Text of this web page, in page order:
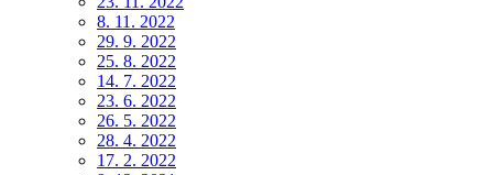
8. 11. 2022
29. 9. 2022
25. 8. 2022
14. 7. 2022
23. 6. 2022
26. 5. 2022
28. 4. 2022
17. 2. 2022